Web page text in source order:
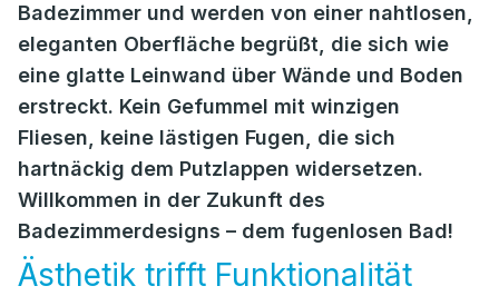
Badezimmer und werden von einer nahtlosen,
eleganten Oberfläche begrüßt, die sich wie
eine glatte Leinwand über Wände und Boden
erstreckt. Kein Gefummel mit winzigen
Fliesen, keine lästigen Fugen, die sich
hartnäckig dem Putzlappen widersetzen.
Willkommen in der Zukunft des
Badezimmerdesigns – dem fugenlosen Bad!
Ästhetik trifft Funktionalität